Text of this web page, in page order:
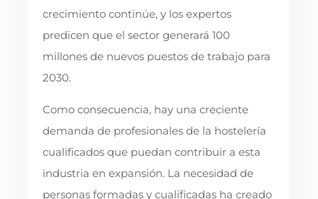
crecimiento continúe, y los expertos
predicen que el sector generará 100
millones de nuevos puestos de trabajo para
2030.
Como consecuencia, hay una creciente
demanda de profesionales de la hostelería
cualificados que puedan contribuir a esta
industria en expansión. La necesidad de
personas formadas y cualificadas ha creado